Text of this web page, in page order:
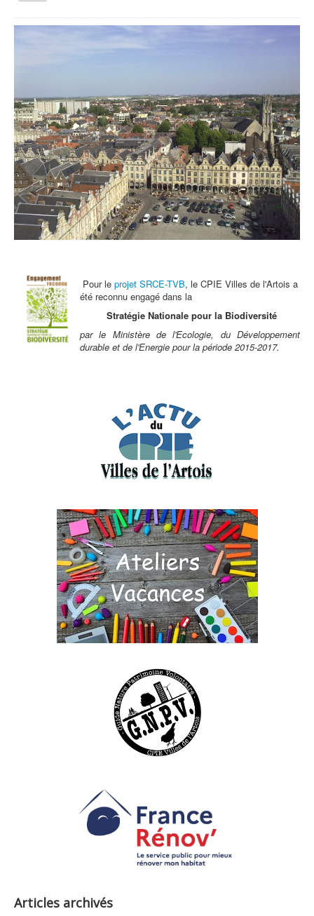
la
Vous êtes ici :
Accueil
Vendredi 15 février : Atelier enfant
Activités tout public
Animations et éducation
Accompagnement du territoire et ingénierie
Espace Info Energie
Guide Nature Patrimoine Volontaire (GNPV)
Centre de Ressources du Territoire (CRT)
Contact
Pour le projet SRCE-TVB, le CPIE Villes de l'Artois a
été reconnu engagé dans la
Stratégie Nationale pour la Biodiversité
par le Ministère de l'Ecologie, du Développement
durable et de l'Energie pour la période 2015-2017.
Articles archivés